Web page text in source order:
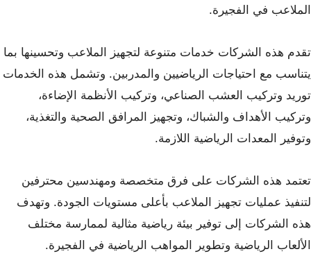
الملاعب في الفجيرة.
تقدم هذه الشركات خدمات متنوعة لتجهيز الملاعب وتحسينها بما
يتناسب مع احتياجات الرياضيين والمدربين. وتشمل هذه الخدمات
توريد وتركيب العشب الصناعي، وتركيب الأنظمة الإضاءة،
وتركيب الأهداف والشباك، وتجهيز المرافق الصحية والتغذية،
وتوفير المعدات الرياضية اللازمة.
تعتمد هذه الشركات على فرق متخصصة ومهندسين محترفين
لتنفيذ عمليات تجهيز الملاعب بأعلى مستويات الجودة. وتهدف
هذه الشركات إلى توفير بيئة رياضية مثالية لممارسة مختلف
الألعاب الرياضية وتطوير المواهب الرياضية في الفجيرة.